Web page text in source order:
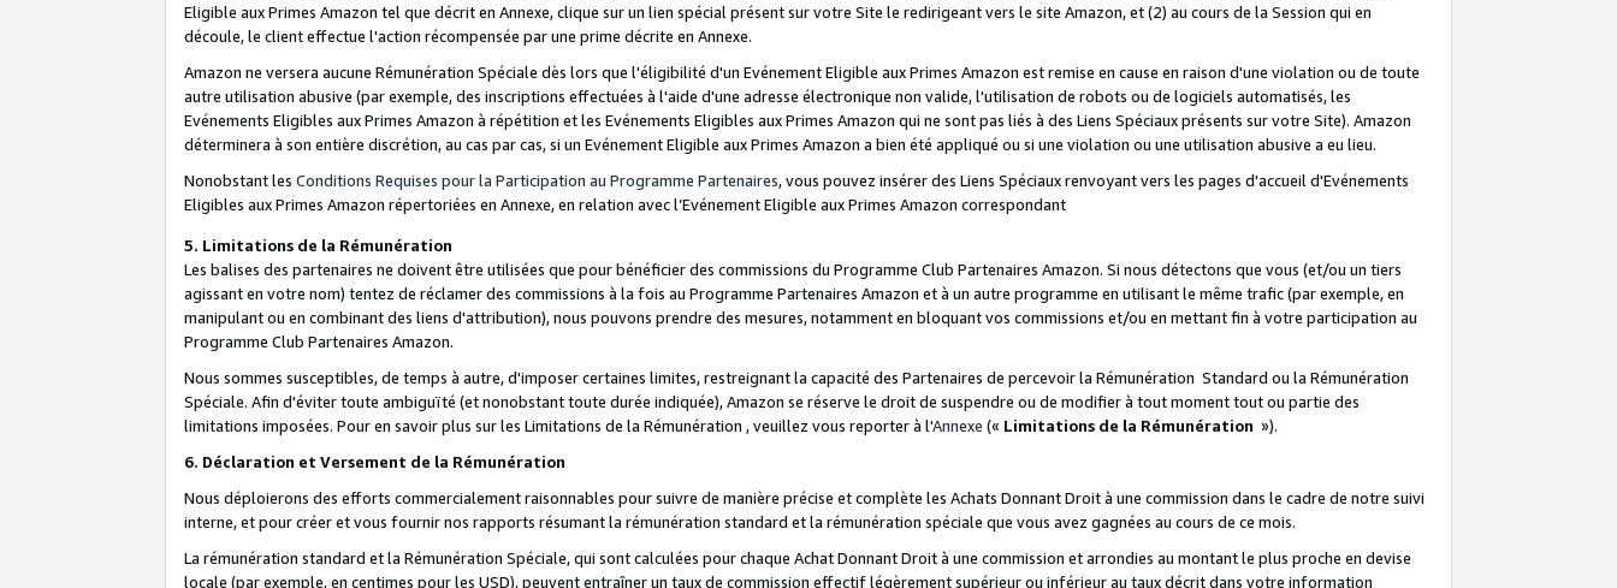
Eligible aux Primes Amazon tel que décrit en Annexe, clique sur un lien spécial présent sur votre Site le redirigeant vers le site Amazon, et (2) au cours de la Session qui en
découle, le client effectue l'action récompensée par une prime décrite en Annexe.
Amazon ne versera aucune Rémunération Spéciale dès lors que l'éligibilité d'un Evénement Eligible aux Primes Amazon est remise en cause en raison d'une violation ou de toute
autre utilisation abusive (par exemple, des inscriptions effectuées à l'aide d'une adresse électronique non valide, l'utilisation de robots ou de logiciels automatisés, les
Evénements Eligibles aux Primes Amazon à répétition et les Evénements Eligibles aux Primes Amazon qui ne sont pas liés à des Liens Spéciaux présents sur votre Site). Amazon
déterminera à son entière discrétion, au cas par cas, si un Evénement Eligible aux Primes Amazon a bien été appliqué ou si une violation ou une utilisation abusive a eu lieu.
Nonobstant les Conditions Requises pour la Participation au Programme Partenaires, vous pouvez insérer des Liens Spéciaux renvoyant vers les pages d'accueil d'Evénements
Eligibles aux Primes Amazon répertoriées en Annexe, en relation avec l’Evénement Eligible aux Primes Amazon correspondant
5. Limitations de la Rémunération
Les balises des partenaires ne doivent être utilisées que pour bénéficier des commissions du Programme Club Partenaires Amazon. Si nous détectons que vous (et/ou un tiers
agissant en votre nom) tentez de réclamer des commissions à la fois au Programme Partenaires Amazon et à un autre programme en utilisant le même trafic (par exemple, en
manipulant ou en combinant des liens d'attribution), nous pouvons prendre des mesures, notamment en bloquant vos commissions et/ou en mettant fin à votre participation au
Programme Club Partenaires Amazon.
Nous sommes susceptibles, de temps à autre, d'imposer certaines limites, restreignant la capacité des Partenaires de percevoir la Rémunération Standard ou la Rémunération
Spéciale. Afin d'éviter toute ambiguïté (et nonobstant toute durée indiquée), Amazon se réserve le droit de suspendre ou de modifier à tout moment tout ou partie des
limitations imposées. Pour en savoir plus sur les Limitations de la Rémunération , veuillez vous reporter à l'Annexe (« Limitations de la Rémunération »).
6. Déclaration et Versement de la Rémunération
Nous déploierons des efforts commercialement raisonnables pour suivre de manière précise et complète les Achats Donnant Droit à une commission dans le cadre de notre suivi
interne, et pour créer et vous fournir nos rapports résumant la rémunération standard et la rémunération spéciale que vous avez gagnées au cours de ce mois.
La rémunération standard et la Rémunération Spéciale, qui sont calculées pour chaque Achat Donnant Droit à une commission et arrondies au montant le plus proche en devise
locale (par exemple, en centimes pour les USD), peuvent entraîner un taux de commission effectif légèrement supérieur ou inférieur au taux décrit dans votre information